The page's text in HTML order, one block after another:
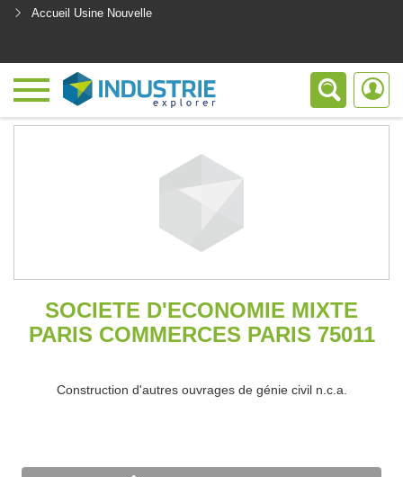
Accueil Usine Nouvelle
SOCIETE D'ECONOMIE MIXTE
PARIS COMMERCES PARIS 75011
Construction d'autres ouvrages de génie civil n.c.a.